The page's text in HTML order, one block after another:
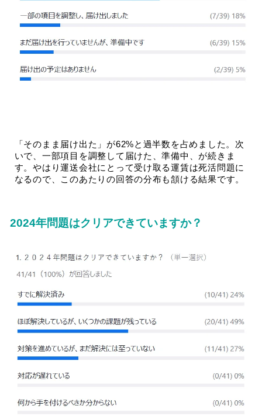
「そのまま届け出た」が62%と過半数を占めました。次
いで、一部項目を調整して届けた、準備中、が続きま
す。やはり運送会社にとって受け取る運賃は死活問題に
なるので、このあたりの回答の分布も頷ける結果です。
2024年問題はクリアできていますか？